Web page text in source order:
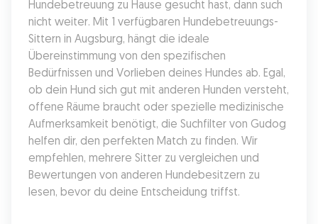
Hundebetreuung zu Hause gesucht hast, dann such
nicht weiter. Mit 1 verfügbaren Hundebetreuungs-
Sittern in Augsburg, hängt die ideale
Übereinstimmung von den spezifischen
Bedürfnissen und Vorlieben deines Hundes ab. Egal,
ob dein Hund sich gut mit anderen Hunden versteht,
offene Räume braucht oder spezielle medizinische
Aufmerksamkeit benötigt, die Suchfilter von Gudog
helfen dir, den perfekten Match zu finden. Wir
empfehlen, mehrere Sitter zu vergleichen und
Bewertungen von anderen Hundebesitzern zu
lesen, bevor du deine Entscheidung triffst.